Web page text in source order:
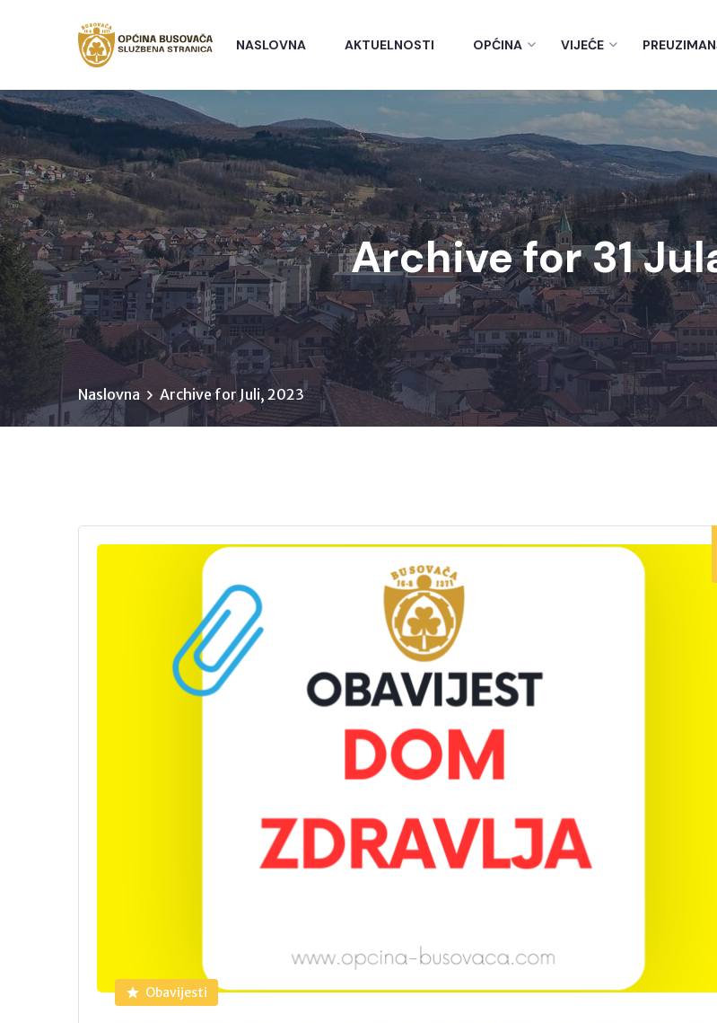
NASLOVNA AKTUELNOSTI OPĆINA VIJEĆE
Archive for 31
Naslovna Archive for Juli, 2023
Obavijesti